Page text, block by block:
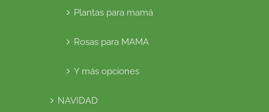
Plantas para mamá
Rosas para MAMA
Y más opciones
NAVIDAD